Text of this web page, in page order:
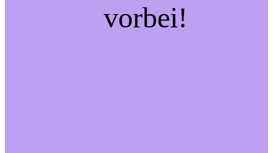
vorbei!